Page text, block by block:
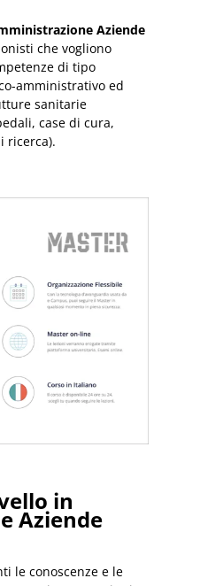
Aziende
che vogliono
di tipo
amministrativo ed
sanitarie
case di cura,
ricerca).
in
Aziende
le conoscenze e le